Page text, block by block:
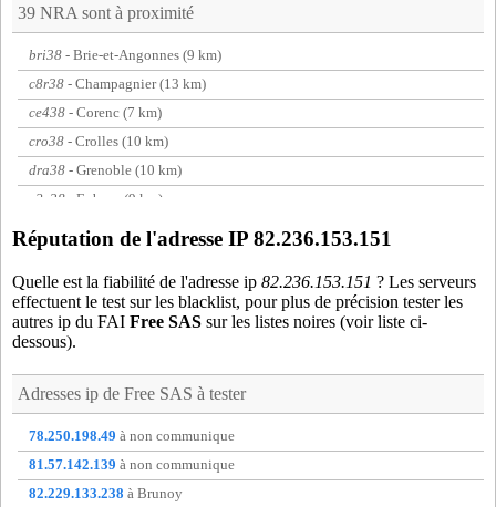
39 NRA sont à proximité
bri38 - Brie-et-Angonnes (9 km)
c8r38 - Champagnier (13 km)
ce438 - Corenc (7 km)
cro38 - Crolles (10 km)
dra38 - Grenoble (10 km)
e2e38 - Eybens (9 km)
ech01
- Miribel (13 km)
fon38- Fontaine (13 km)
gie38
- Gieres (4 km)
gon38- Goncelin (19 km)
jar38- Champ-sur-drac (17 km)
mey38- Meylan (5 km)
mir01- Miribel (13 km)
mut38 - Grenoble (8 km)
noy38- Noyarey (17 km)
Réputation de l'adresse IP 82.236.153.151
Quelle est la fiabilité de l'adresse ip 82.236.153.151 ? Les serveurs
effectuent le test sur les blacklist, pour plus de précision tester les
autres ip du FAI Free SAS sur les listes noires (voir liste ci-
dessous).
Adresses ip de Free SAS à tester
78.250.198.49 à non communique
81.57.142.139 à non communique
82.229.133.238 à Brunoy